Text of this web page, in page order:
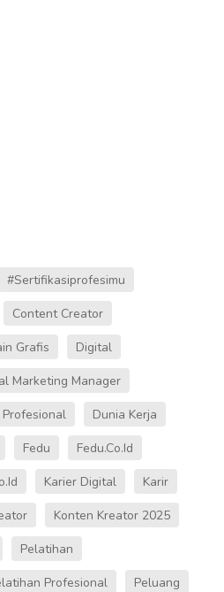
#sertifikasiprofesimu
Content Creator
Grafis
Digital
Marketing Manager
Dunia Kerja
Fedu
Fedu.co.id
Karier Digital
Karir
Konten Kreator 2025
Pelatihan
Profesional
Peluang